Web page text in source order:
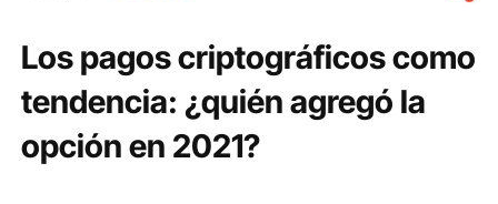
Los pagos criptográficos como
tendencia: ¿quién agregó la
opción en 2021?